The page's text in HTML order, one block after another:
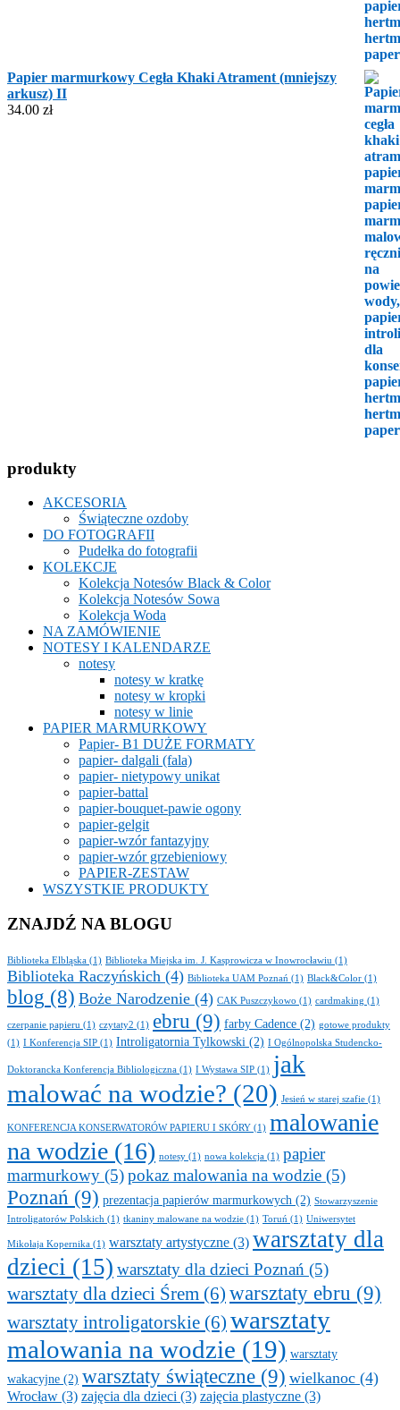
Papier marmurkowy Cegła Khaki Atrament (mniejszy
arkusz) II
34.00 zł
produkty
AKCESORIA
Świąteczne ozdoby
DO FOTOGRAFII
Pudełka do fotografii
KOLEKCJE
Kolekcja Notesów Black & Color
Kolekcja Notesów Sowa
Kolekcja Woda
NA ZAMÓWIENIE
NOTESY I KALENDARZE
notesy
notesy w kratkę
notesy w kropki
notesy w linie
PAPIER MARMURKOWY
Papier- B1 DUŻE FORMATY
papier- dalgali (fala)
papier- nietypowy unikat
papier-battal
papier-bouquet-pawie ogony
papier-gelgit
papier-wzór fantazyjny
papier-wzór grzebieniowy
PAPIER-ZESTAW
WSZYSTKIE PRODUKTY
ZNAJDŹ NA BLOGU
Biblioteka Elbląska (1) Biblioteka Miejska im. J. Kasprowicza w Inowrocławiu (1)
Biblioteka Raczyńskich (4) Biblioteka UAM Poznań (1) Black&Color (1)
blog (8) Boże Narodzenie (4) CAK Puszczykowo (1) cardmaking (1)
czerpanie papieru (1) czytaty2 (1) ebru (9) farby Cadence (2) gotowe produkty
(1) I Konferencja SIP (1) Introligatornia Tylkowski (2) I Ogólnopolska Studencko-
Doktorancka Konferencja Bibliologiczna (1) I Wystawa SIP (1) jak
malować na wodzie? (20) Jesień w starej szafie (1)
KONFERENCJA KONSERWATORÓW PAPIERU I SKÓRY (1) malowanie
na wodzie (16) notesy (1) nowa kolekcja (1) papier
marmurkowy (5)pokaz malowania na wodzie (5)
Poznań (9) prezentacja papierów marmurkowych (2) Stowarzyszenie
Introligatorów Polskich (1) tkaniny malowane na wodzie (1) Toruń (1) Uniwersytet
Mikołaja Kopernika (1) warsztaty artystyczne (3) warsztaty dla
dzieci (15) warsztaty dla dzieci Poznań (5)
warsztaty dla dzieci Śrem (6) warsztaty ebru (9)
warsztaty introligatorskie (6) warsztaty
malowania na wodzie (19) warsztaty
wakacyjne (2) warsztaty świąteczne (9) wielkanoc (4)
Wrocław (3) zajęcia dla dzieci (3) zajęcia plastyczne (3)